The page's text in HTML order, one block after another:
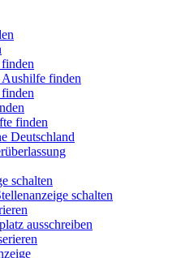
Aushilfe finden
finden
Deutschland
schalten
schalten
ausschreiben